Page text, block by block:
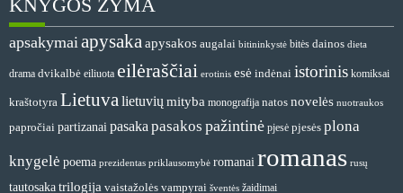
KNYGOS ŽYMA
apsakymaiapysakaapysakos augalai bitininkystė bitės dainos dieta
drama dvikalbė eiliuota eilėraščiai erotinis esė indėnai istorinis komiksai
kraštotyra Lietuvalietuviųmityba monografija natos novelės nuotraukos
papročiai partizanaipasaka pasakos pažintinė pjesė pjesės plona
knygelė poema prezidentas priklausomybė romanairomanas rusų
tautosakatrilogija vaistažolės vampyrai šventės žaidimai